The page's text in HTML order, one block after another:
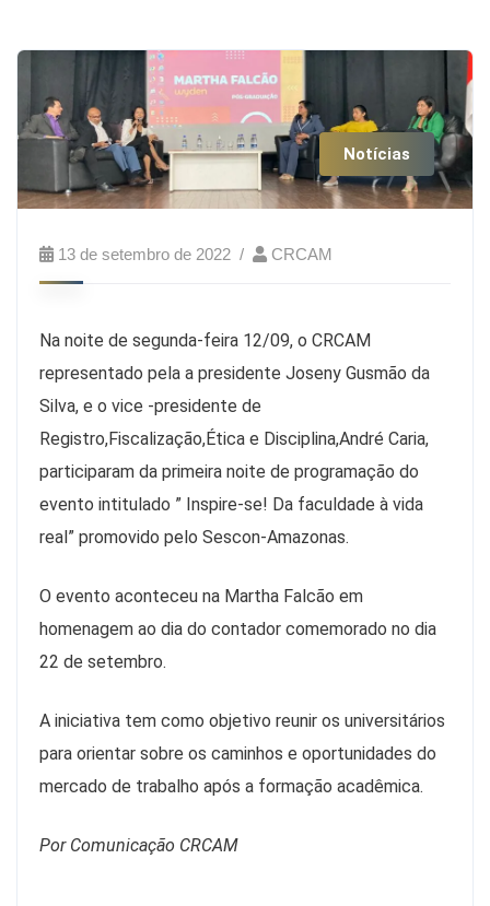
Notícias
13 de setembro de 2022 CRCAM
Na noite de segunda-feira 12/09, o CRCAM
representado pela a presidente Joseny Gusmão da
Silva, e o vice -presidente de
Registro,Fiscalização,Ética e Disciplina,André Caria,
participaram da primeira noite de programação do
evento intitulado ” Inspire-se! Da faculdade à vida
real” promovido pelo Sescon-Amazonas.
O evento aconteceu na Martha Falcão em
homenagem ao dia do contador comemorado no dia
22 de setembro.
A iniciativa tem como objetivo reunir os universitários
para orientar sobre os caminhos e oportunidades do
mercado de trabalho após a formação acadêmica.
Por Comunicação CRCAM